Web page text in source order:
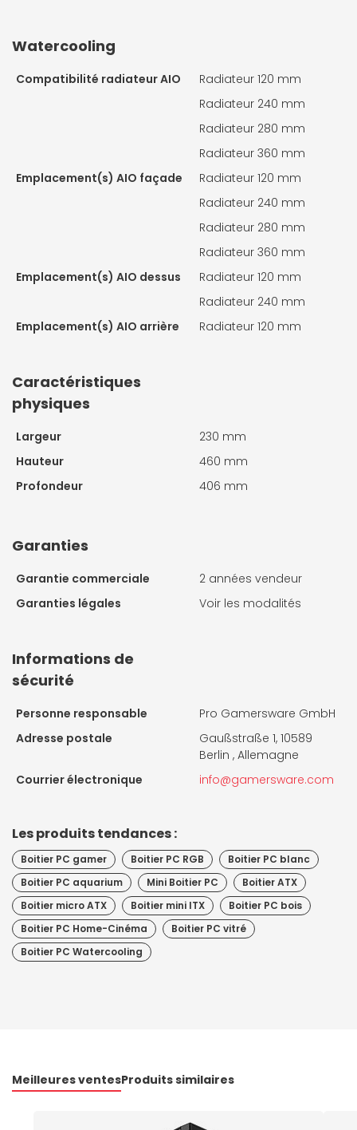
Watercooling
Compatibilité radiateur AIO
Radiateur 120 mm
Radiateur 240 mm
Radiateur 280 mm
Radiateur 360 mm
Emplacement(s) AIO façade
Radiateur 120 mm
Radiateur 240 mm
Radiateur 280 mm
Radiateur 360 mm
Emplacement(s) AIO dessus
Radiateur 120 mm
Radiateur 240 mm
Emplacement(s) AIO arrière
Radiateur 120 mm
Caractéristiques
physiques
Largeur
230 mm
Hauteur
460 mm
Profondeur
406 mm
Garanties
Garantie commerciale
2 années vendeur
Garanties légales
Voir les modalités
Informations de
sécurité
Personne responsable
Pro Gamersware GmbH
Adresse postale
Gaußstraße 1, 10589
Berlin , Allemagne
Courrier électronique
info@gamersware.com
Les produits tendances :
Boitier PC gamer Boitier PC RGB
Boitier PC blanc
Boitier PC aquarium
Mini Boitier PC
Boitier ATX
Boitier micro ATX
Boitier mini ITX
Boitier PC bois
Boitier PC Home-Cinéma
Boitier PC vitré
Boitier PC Watercooling
Meilleures ventesProduits similaires